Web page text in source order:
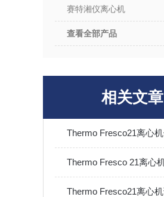
赛特湘仪离心机
查看全部产品
相关文章